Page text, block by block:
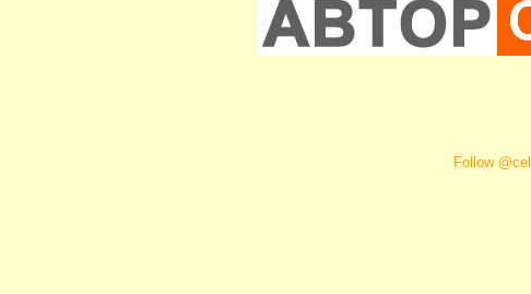
Follow